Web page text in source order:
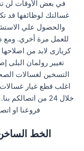
في بعض الأوقات لن
غسالتك لوظائفها قد
والحصول علي
للعمل مرة أخري.
كريازى لابد من
تغيير رولمان البلى
التسخين لغسالات
اغلب قطع غيار غسالات
خلال 24 من
فروعنا او
الخط